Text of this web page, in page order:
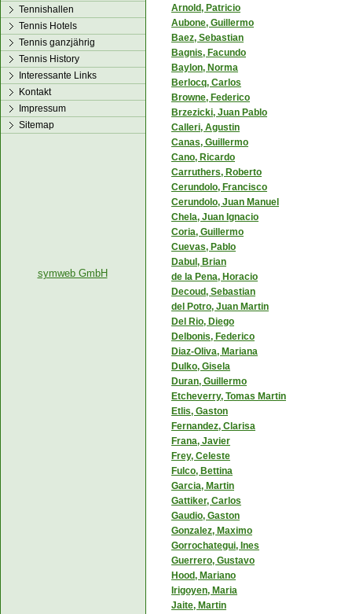
Arnold, Patricio
Aubone, Guillermo
Baez, Sebastian
Bagnis, Facundo
Baylon, Norma
Berlocq, Carlos
Browne, Federico
Brzezicki, Juan Pablo
Calleri, Agustin
Canas, Guillermo
Cano, Ricardo
Carruthers, Roberto
Cerundolo, Francisco
Cerundolo, Juan Manuel
Chela, Juan Ignacio
Coria, Guillermo
Cuevas, Pablo
Dabul, Brian
de la Pena, Horacio
Decoud, Sebastian
del Potro, Juan Martin
Del Rio, Diego
Delbonis, Federico
Diaz-Oliva, Mariana
Dulko, Gisela
Duran, Guillermo
Etcheverry, Tomas Martin
Etlis, Gaston
Fernandez, Clarisa
Frana, Javier
Frey, Celeste
Fulco, Bettina
Garcia, Martin
Gattiker, Carlos
Gaudio, Gaston
Gonzalez, Maximo
Gorrochategui, Ines
Guerrero, Gustavo
Hood, Mariano
Irigoyen, Maria
Jaite, Martin
Tennishallen
Tennis Hotels
Tennis ganzjährig
Tennis History
Interessante Links
Kontakt
Impressum
Sitemap
symweb GmbH